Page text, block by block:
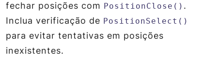
fechar posições com PositionClose() .
Inclua verificação de PositionSelect()
para evitar tentativas em posições
inexistentes.